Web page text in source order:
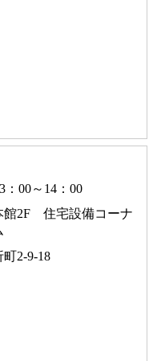
00～14：00
館2F 住宅設備コーナ
2-9-18